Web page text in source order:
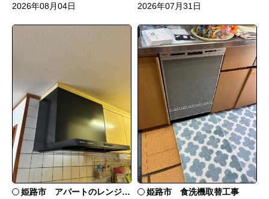
2026年08月04日 2026年07月31日
姫路市 アパートのレンジフード交換 姫路市 食洗機取替工事